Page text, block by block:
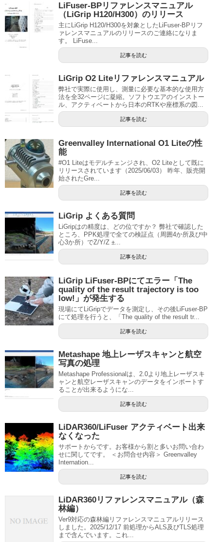
LiFuser-BPリファレンスマニュアル
（LiGrip H120/H300）のリリース
主にLiGrip H120/H300を対象としたLiFuser-BPリフ
ァレンスマニュアルのリリースのご連絡になりま
す。 LiFuse...
記事を読む
LiGrip O2 Liteリファレンスマニュアル
弊社で実際に使用し、測量に必要な基本的な使用方
法を全32ページに凝縮。ソフトウエアのインストー
ル、アクティベートから日本のRTKや座標系の図...
記事を読む
Greenvalley International O1 Liteの性
能
#O1 Liteはモデルチェンジされ、O2 Liteとして既に
リリースされています（2025/06/03） 昨年、販売開
始されたGre...
記事を読む
LiGrip よくある質問
LiGripはの精度は、どの位ですか？ 弊社で確認した
ところ、PPK処理で全ての検証点（周囲4か所及び中
心3か所）でZ/Y/Z ±...
記事を読む
LiGrip LiFuser-BPにてエラー「The
quality of the result trajectory is too
low!」が発生する
現場にてLiGripでデータを測定し、その後LiFuser-BP
にて処理を行うと、「The quality of the result tr...
記事を読む
Metashape 地上レーザスキャンと航空
写真の処理
Metashape Professionalは、2.0より地上レーザスキ
ャンと航空レーザスキャンのデータをインポートす
ることが出来るようにな...
記事を読む
LiDAR360/LiFuser アクティベート出来
なくなった
サポートからです。お客様から割と多いお問い合わ
せに関してです。 ＜お問合せ内容＞ Greenvalley
Internation...
記事を読む
LiDAR360リファレンスマニュアル（森
林編）
Ver9対応の森林編リファレンスマニュアルリリース
しました。2025/12/17 前処理からALS及びTLS処理
まで含んでいます。これ...